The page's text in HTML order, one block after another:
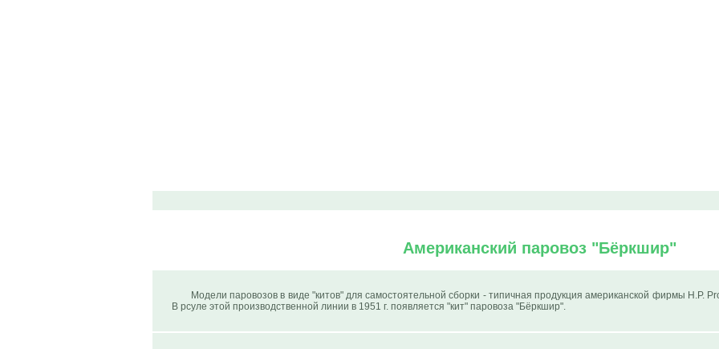
Американский паровоз "Бёркшир"
Модели паровозов в виде "китов" для самостоятельной сборки - типичная продукция американской фирмы H.P.
В рсуле этой производственной линии в 1951 г. появляется "кит" паровоза "Бёркшир".